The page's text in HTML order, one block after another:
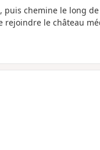
chemine le long
le château